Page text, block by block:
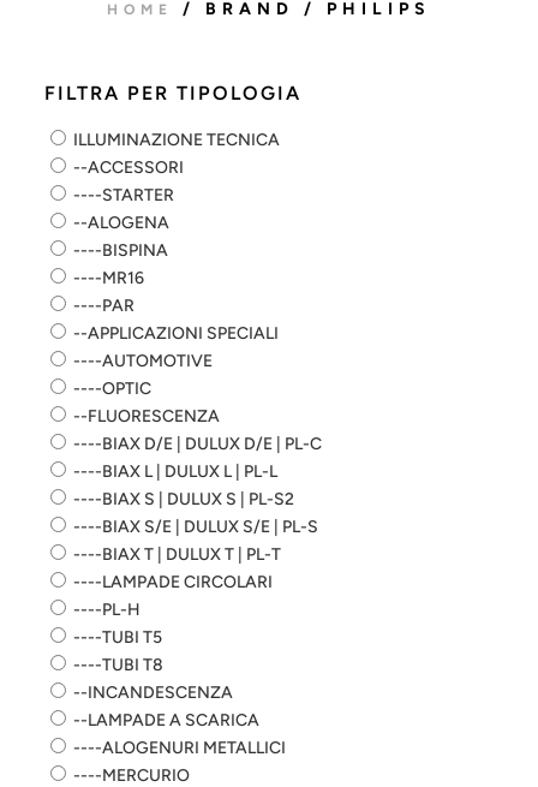
HOME / BRAND / PHILIPS
FILTRA PER TIPOLOGIA
ILLUMINAZIONE TECNICA
--ACCESSORI
----STARTER
--ALOGENA
----BISPINA
----MR16
----PAR
--APPLICAZIONI SPECIALI
----AUTOMOTIVE
----OPTIC
--FLUORESCENZA
----BIAX D/E | DULUX D/E | PL-C
----BIAX L | DULUX L | PL-L
----BIAX S | DULUX S | PL-S2
----BIAX S/E | DULUX S/E | PL-S
----BIAX T | DULUX T | PL-T
----LAMPADE CIRCOLARI
----PL-H
----TUBI T5
----TUBI T8
--INCANDESCENZA
--LAMPADE A SCARICA
----ALOGENURI METALLICI
----MERCURIO